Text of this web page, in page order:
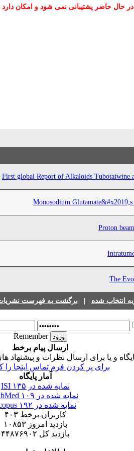
حال حاضر پشتیبانی نمی شود و امکان دارد
First global Report of Alkaloids Tubotaiwine
Monosodium
Proton
The
انتخاب شده |برگشت به فهرست
Remember
ارسال پیام برخط
و یا برای ارسال نظرات و پیشنهاد
برای پر کردن فرم تماس اینجا را
آمار پایگاه
نمایه شده در ISI ۱۳۵
نمایه شده در PubMed ۱۰۹
نمایه شده در Scopus ۱۹۲
کاربران برخط۴۰۳
بازدید امروز۱۰۸۵۳
بازدید کل ۴۴۸۷۶۹۰۲